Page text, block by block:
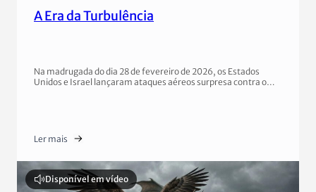
A Era da Turbulência
Na madrugada do dia 28 de fevereiro de 2026, os Estados
Unidos e Israel lançaram ataques aéreos surpresa contra o…
Ler mais
Disponível em vídeo